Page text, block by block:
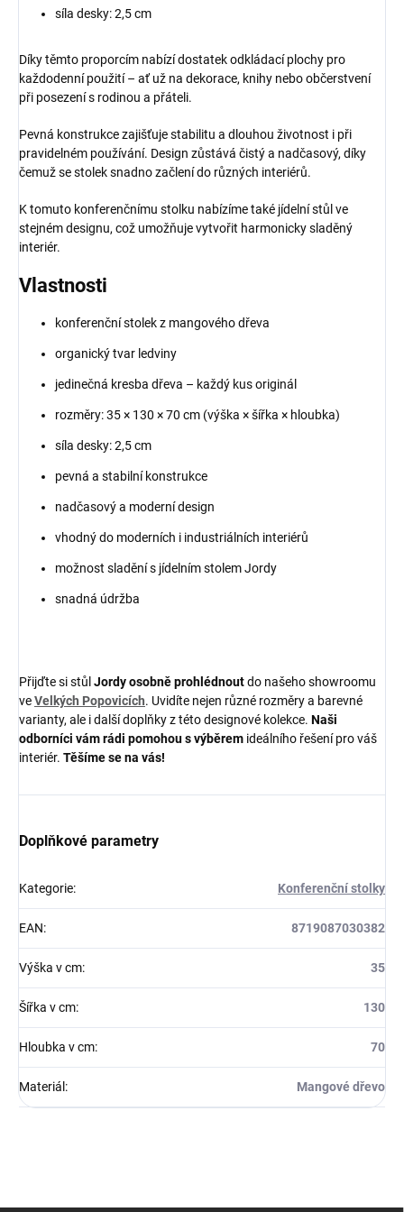
síla desky: 2,5 cm
Díky těmto proporcím nabízí dostatek odkládací plochy pro
každodenní použití – ať už na dekorace, knihy nebo občerstvení
při posezení s rodinou a přáteli.
Pevná konstrukce zajišťuje stabilitu a dlouhou životnost i při
pravidelném používání. Design zůstává čistý a nadčasový, díky
čemuž se stolek snadno začlení do různých interiérů.
K tomuto konferenčnímu stolku nabízíme také jídelní stůl ve
stejném designu, což umožňuje vytvořit harmonicky sladěný
interiér.
Vlastnosti
konferenční stolek z mangového dřeva
organický tvar ledviny
jedinečná kresba dřeva – každý kus originál
rozměry: 35 × 130 × 70 cm (výška × šířka × hloubka)
síla desky: 2,5 cm
pevná a stabilní konstrukce
nadčasový a moderní design
vhodný do moderních i industriálních interiérů
možnost sladění s jídelním stolem Jordy
snadná údržba
Přijďte si stůl Jordyosobně prohlédnoutdo našeho showroomu
veVelkých Popovicích. Uvidíte nejen různé rozměry a barevné
varianty, ale i další doplňky z této designové kolekce. Naši
odborníci vám rádi pomohou s výběrem ideálního řešení pro váš
interiér. Těšíme se na vás!
Doplňkové parametry
Kategorie: Konferenční stolky
EAN: 8719087030382
Výška v cm: 35
Šířka v cm: 130
Hloubka v cm: 70
Materiál : Mangové dřevo